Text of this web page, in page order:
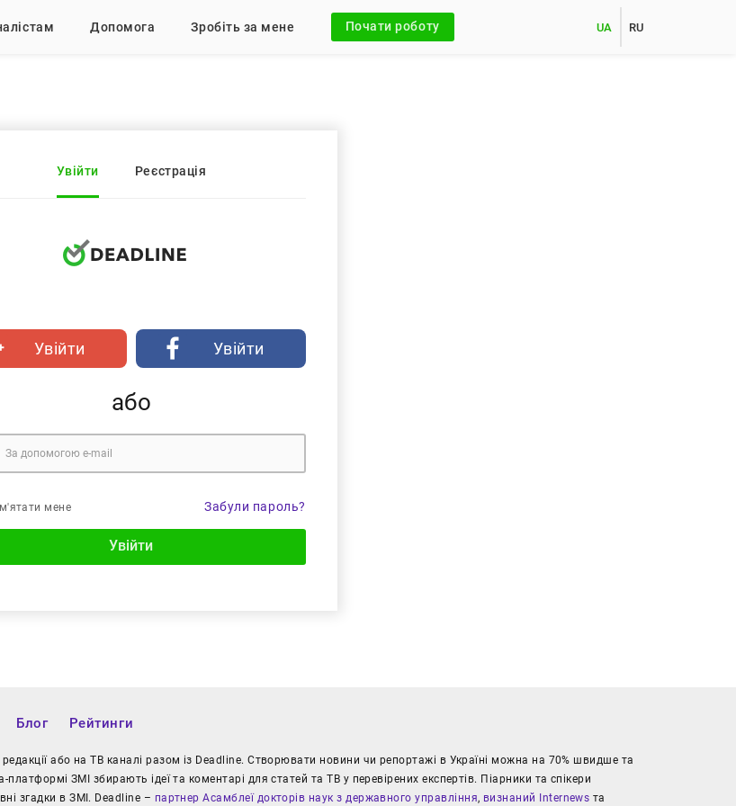
Допомога Зробіть за мене Почати роботу UA RU
Увійти Реєстрація
Увійти Увійти
або
мене Забули пароль?
Увійти
Блог Рейтинги
або на ТВ каналі разом із Deadline. Створювати новини чи репортажі в Україні можна на 70% швидше та
платформі ЗМІ збирають ідеї та коментарі для статей та ТВ у перевірених експертів. Піарники та спікери
згадки в ЗМІ. Deadline – партнер Асамблеї докторів наук з державного управління, визнаний Internews та